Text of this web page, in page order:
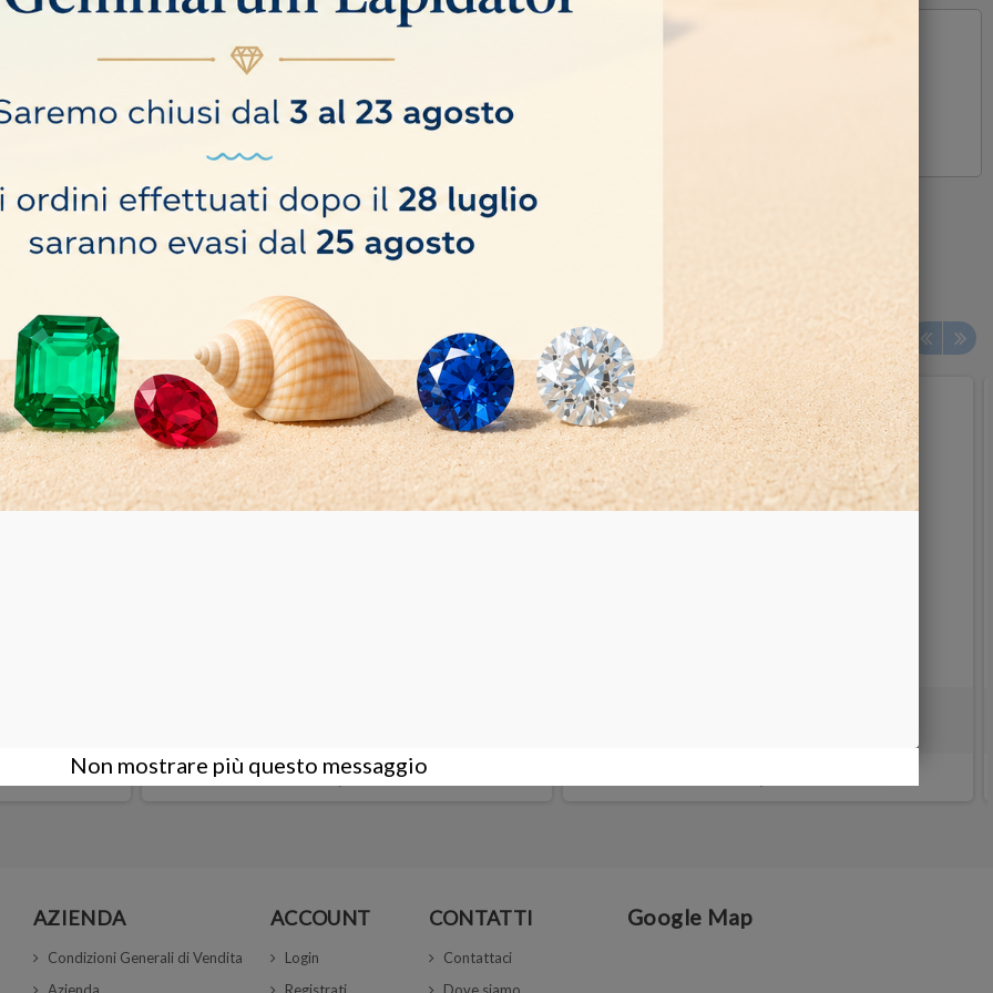
con cuciture bianche e cerniera di chiusura.
mm
comprato anche:
14,00 €
AZIENDA
Condizioni Generali di Vendita
ACCOUNT
Login
CONTATTI
Contattaci
Google Map
Non mostrare più questo messaggio